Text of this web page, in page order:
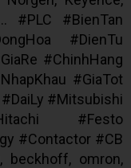
#PLC #BienTan
#DienTu
#ChinhHang
#GiaTot
#Mitsubishi
#Festo
#Contactor #CB
beckhoff, omron,